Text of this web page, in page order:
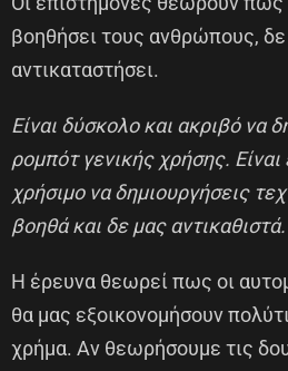
βοηθήσει τους ανθρώπους,
αντικαταστήσει.
Είναι δύσκολο και ακριβό να
ρομπότ γενικής χρήσης.
χρήσιμο να δημιουργήσεις
βοηθά και δε μας αντικαθιστά.
Η έρευνα θεωρεί πως οι
θα μας εξοικονομήσουν
χρήμα. Αν θεωρήσουμε τις